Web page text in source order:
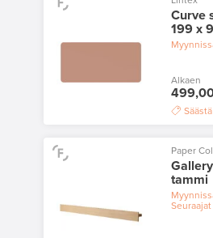
Curve
199 x
Alkaen
Säästä
Paper
tammi
Seuraajat